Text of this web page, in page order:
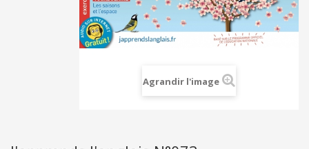
Agrandir l'image